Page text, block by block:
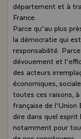
département et à
France.
Parce qu'au plus
la démocratie qui
responsabilité.
dévouement et
des acteurs
économiques,
toutes ces raisons,
française de l'Union
dire dans quel
notamment pour